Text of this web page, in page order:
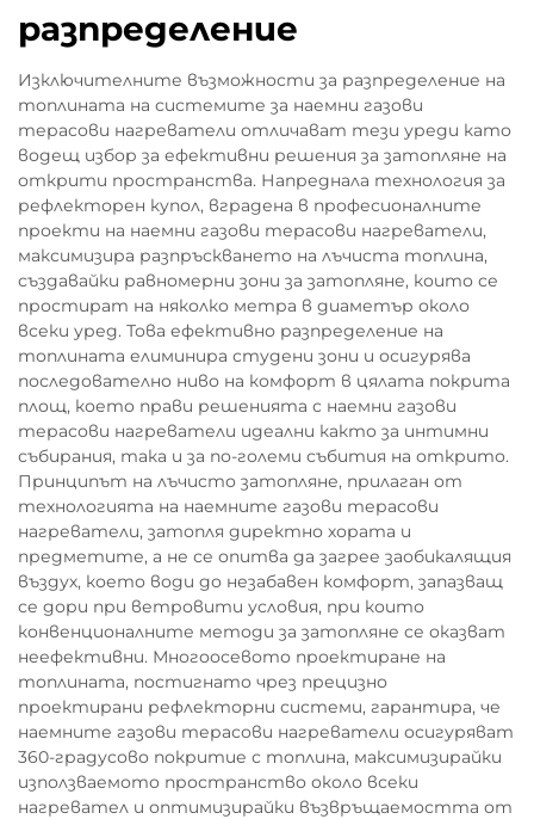
разпределение
Изключителните възможности за разпределение на
топлината на системите за наемни газови
терасови нагреватели отличават тези уреди като
водещ избор за ефективни решения за затопляне на
открити пространства. Напреднала технология за
рефлекторен купол, вградена в професионалните
проекти на наемни газови терасови нагреватели,
максимизира разпръскването на лъчиста топлина,
създавайки равномерни зони за затопляне, които се
простират на няколко метра в диаметър около
всеки уред. Това ефективно разпределение на
топлината елиминира студени зони и осигурява
последователно ниво на комфорт в цялата покрита
площ, което прави решенията с наемни газови
терасови нагреватели идеални както за интимни
събирания, така и за по-големи събития на открито.
Принципът на лъчисто затопляне, прилаган от
технологията на наемните газови терасови
нагреватели, затопля директно хората и
предметите, а не се опитва да загрее заобикалящия
въздух, което води до незабавен комфорт, запазващ
се дори при ветровити условия, при които
конвенционалните методи за затопляне се оказват
неефективни. Многоосевото проектиране на
топлината, постигнато чрез прецизно
проектирани рефлекторни системи, гарантира, че
наемните газови терасови нагреватели осигуряват
360-градусово покритие с топлина, максимизирайки
използваемото пространство около всеки
нагревател и оптимизирайки възвръщаемостта от